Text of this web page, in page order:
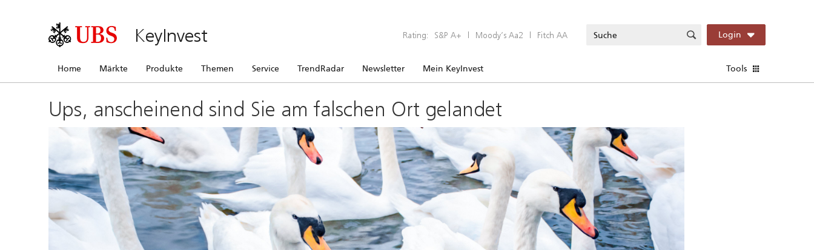
KeyInvest Rating: S&P A+ | Moody’s Aa2 | Fitch AA Login
Home Märkte Produkte Themen Service TrendRadar Newsletter Mein KeyInvest Tools
Ups, anscheinend sind Sie am falschen Ort gelandet